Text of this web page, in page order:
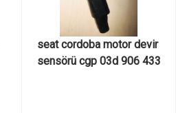
seat cordoba motor devir
sensörü cgp 03d 906 433